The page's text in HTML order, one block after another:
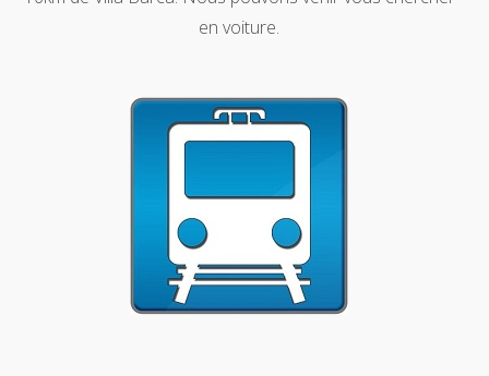
en voiture.